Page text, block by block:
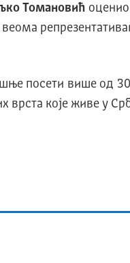
Томановић оценио
веома
посети више од
које живе у